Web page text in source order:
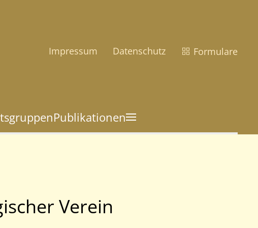
Impressum
Datenschutz Formulare
Publikationen
Verein